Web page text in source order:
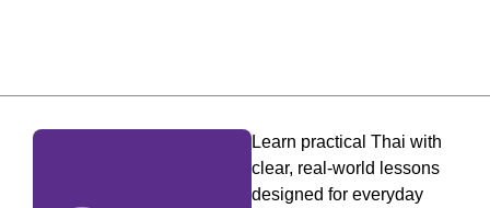
Learn practical Thai with
clear, real-world lessons
designed for everyday